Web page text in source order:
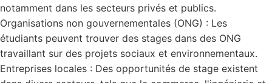
notamment dans les secteurs privés et publics.
Organisations non gouvernementales (ONG) : Les
étudiants peuvent trouver des stages dans des ONG
travaillant sur des projets sociaux et environnementaux.
Entreprises locales : Des opportunités de stage existent